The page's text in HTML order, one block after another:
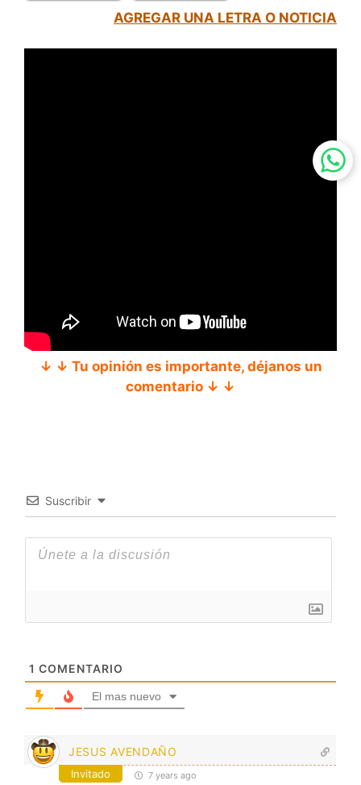
AGREGAR UNA LETRA O NOTICIA
↓ ↓ Tu opinión es importante, déjanos un
comentario ↓ ↓
Suscribir
1 COMENTARIO
El mas nuevo
JESUS AVENDAÑO
Invitado 7 years ago